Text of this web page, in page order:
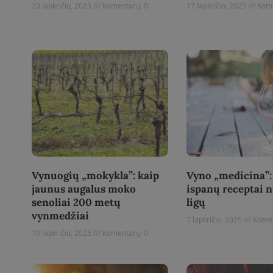
20 lapkričio, 2025 Komentarų: 0 17 lapkričio, 2025
Vynuogių „mokykla”: kaip
jaunus augalus moko
senoliai 200 metų
vynmedžiai
10 lapkričio, 2025 Komentarų: 0
Vyno „medicina”:
ispanų receptai
ligų
7 lapkričio, 2025